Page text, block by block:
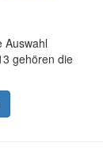
Auswahl
gehören die